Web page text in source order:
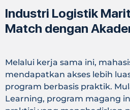
Industri Logistik
Match dengan
Melalui kerja sama ini,
mendapatkan akses lebih
program berbasis praktik.
Learning, program magang